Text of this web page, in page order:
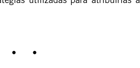
•     •